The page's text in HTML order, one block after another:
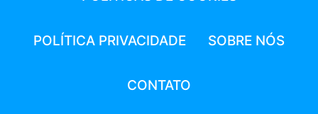
POLÍTICA PRIVACIDADE SOBRE NÓS
CONTATO